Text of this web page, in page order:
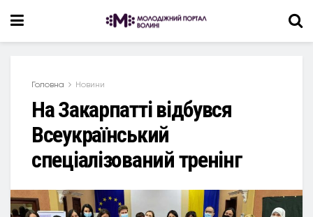
Головна Новини
На Закарпатті відбувся
Всеукраїнський
спеціалізований тренінг